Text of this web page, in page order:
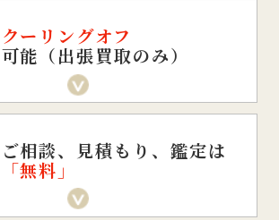
クーリングオフ
可能（出張買取のみ）
ご相談、見積もり、鑑定は
「無料」